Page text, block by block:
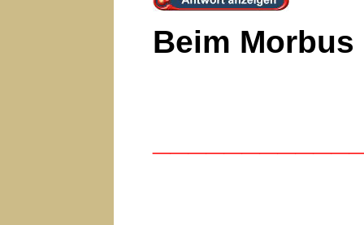
Beim